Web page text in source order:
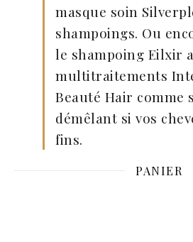
masque soin
shampoings. Ou
le shampoing Eilxir
multitraitements
Beauté Hair comme
démêlant si vos
fins.
PANIER